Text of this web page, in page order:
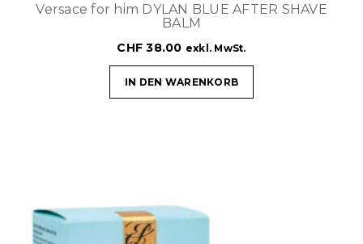
Versace for him DYLAN BLUE AFTER SHAVE
BALM
CHF 38.00 exkl. MwSt.
IN DEN WARENKORB